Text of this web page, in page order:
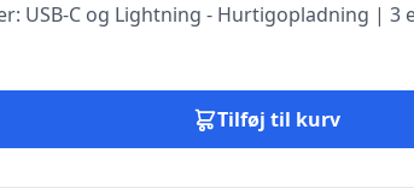
USB-C og Lightning - Hurtigopladning | 3
Tilføj til kurv